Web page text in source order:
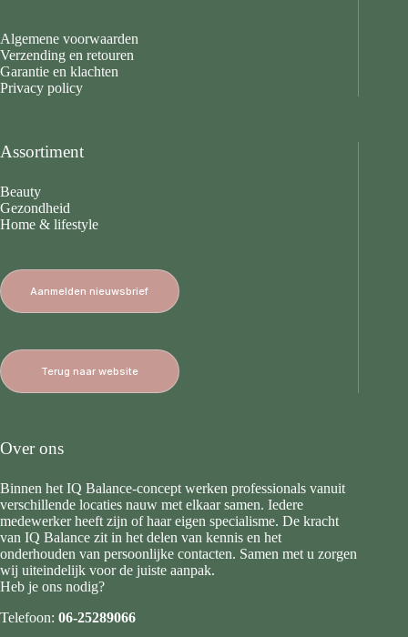
Algemene voorwaarden
Verzending en retouren
Garantie en klachten
Privacy policy
Assortiment
Beauty
Gezondheid
Home & lifestyle
Aanmelden nieuwsbrief
Terug naar website
Over ons
Binnen het IQ Balance-concept werken professionals vanuit
verschillende locaties nauw met elkaar samen. Iedere
medewerker heeft zijn of haar eigen specialisme. De kracht
van IQ Balance zit in het delen van kennis en het
onderhouden van persoonlijke contacten. Samen met u zorgen
wij uiteindelijk voor de juiste aanpak.
Heb je ons nodig?
Telefoon: 06-25289066